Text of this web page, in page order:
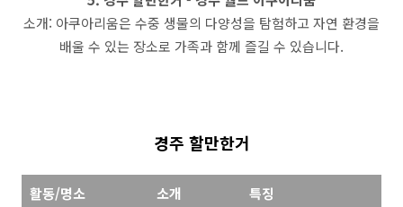
소개: 아쿠아리움은 수중 생물의 다양성을 탐험하고 자연 환경을
배울 수 있는 장소로 가족과 함께 즐길 수 있습니다.
경주 할만한거
활동/명소 소개 특징